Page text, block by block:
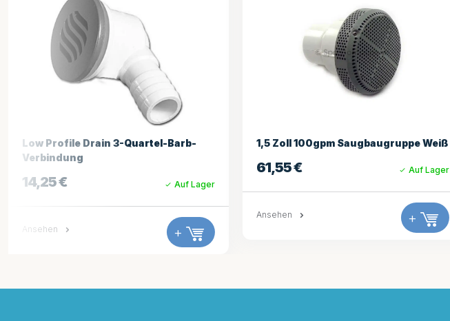
1,5 Zoll 100gpm Saugbaugruppe Weiß
+
200gpm Sauggrill Grau
14,25€ Auf Lager
Ansehen +